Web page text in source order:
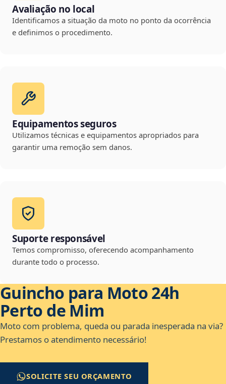
Avaliação no local
Identificamos a situação da moto no ponto da ocorrência
e definimos o procedimento.
Equipamentos seguros
Utilizamos técnicas e equipamentos apropriados para
garantir uma remoção sem danos.
Suporte responsável
Temos compromisso, oferecendo acompanhamento
durante todo o processo.
Guincho para Moto 24h
Perto de Mim
Moto com problema, queda ou parada inesperada na via?
Prestamos o atendimento necessário!
SOLICITE SEU ORÇAMENTO